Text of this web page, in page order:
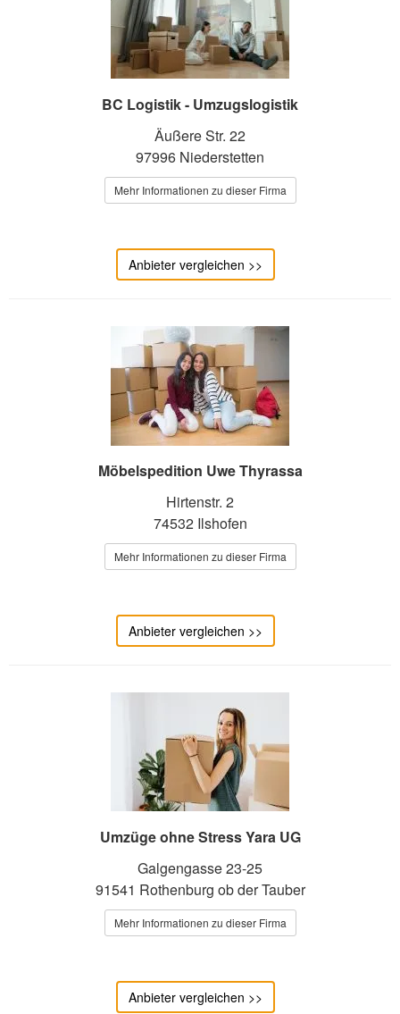
BC Logistik - Umzugslogistik
Äußere Str. 22
97996 Niederstetten
Mehr Informationen zu dieser Firma
Anbieter vergleichen >>
Möbelspedition Uwe Thyrassa
Hirtenstr. 2
74532 Ilshofen
Mehr Informationen zu dieser Firma
Anbieter vergleichen >>
Umzüge ohne Stress Yara UG
Galgengasse 23-25
91541 Rothenburg ob der Tauber
Mehr Informationen zu dieser Firma
Anbieter vergleichen >>